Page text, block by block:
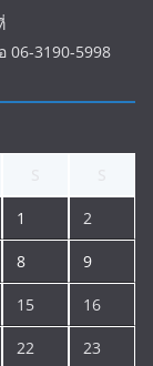
06-3190-5998
1 2
8 9
15 16
22 23